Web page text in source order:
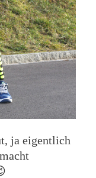
ja eigentlich